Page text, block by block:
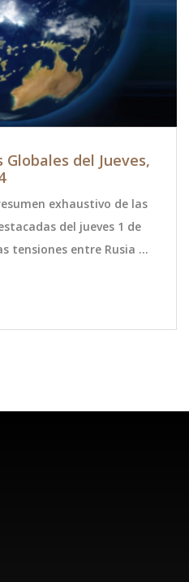
del Jueves,
exhaustivo de las
del jueves 1 de
tensiones entre Rusia y
clave sobre la